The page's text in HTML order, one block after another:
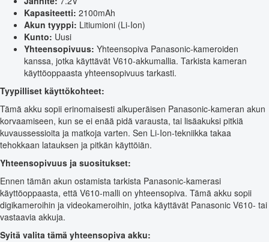
Kapasiteetti: 2100mAh
Akun tyyppi: Litiumioni (Li-Ion)
Kunto: Uusi
Yhteensopivuus: Yhteensopiva Panasonic-kameroiden
kanssa, jotka käyttävät V610-akkumallia. Tarkista kameran
käyttöoppaasta yhteensopivuus tarkasti.
Tyypilliset käyttökohteet:
Tämä akku sopii erinomaisesti alkuperäisen Panasonic-kameran akun
korvaamiseen, kun se ei enää pidä varausta, tai lisäakuksi pitkiä
kuvaussessioita ja matkoja varten. Sen Li-Ion-tekniikka takaa
tehokkaan latauksen ja pitkän käyttöiän.
Yhteensopivuus ja suositukset:
Ennen tämän akun ostamista tarkista Panasonic-kamerasi
käyttöoppaasta, että V610-malli on yhteensopiva. Tämä akku sopii
digikameroihin ja videokameroihin, jotka käyttävät Panasonic V610- tai
vastaavia akkuja.
Syitä valita tämä yhteensopiva akku: